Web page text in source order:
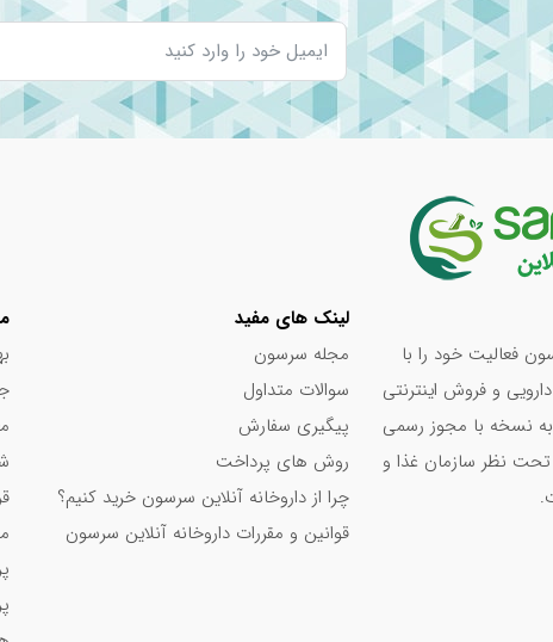
فعالیت خود را با
و فروش اینترنتی
به نسخه با مجوز رسمی
تحت نظر سازمان غذا و
لینک های مفید
مجله سرسون
سوالات متداول
پیگیری سفارش
روش های پرداخت
چرا از داروخانه آنلاین سرسون خرید کنیم؟
قوانین و مقررات داروخانه آنلاین سرسون